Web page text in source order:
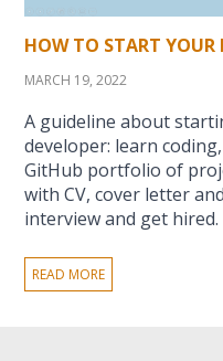
HOW TO START YOUR
MARCH 19, 2022
A guideline about
developer: learn
GitHub portfolio of
with CV, cover letter
interview and get hired.
READ MORE